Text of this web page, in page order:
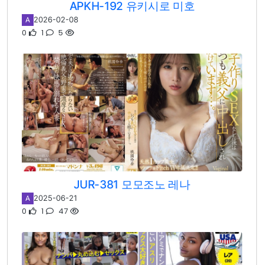
APKH-192 유키시로 미호
A 2026-02-08
0 1 5
JUR-381 모모조노 레나
A 2025-06-21
0 1 47